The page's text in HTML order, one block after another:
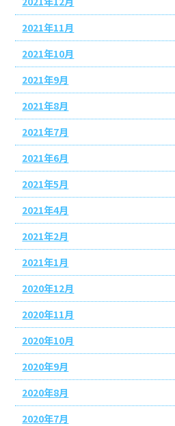
2021年11月
2021年10月
2021年9月
2021年8月
2021年7月
2021年6月
2021年5月
2021年4月
2021年2月
2021年1月
2020年12月
2020年11月
2020年10月
2020年9月
2020年8月
2020年7月